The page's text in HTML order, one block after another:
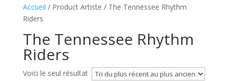
Accueil / Product Artiste / The Tennessee Rhythm
Riders
The Tennessee Rhythm
Riders
Voici le seul résultat